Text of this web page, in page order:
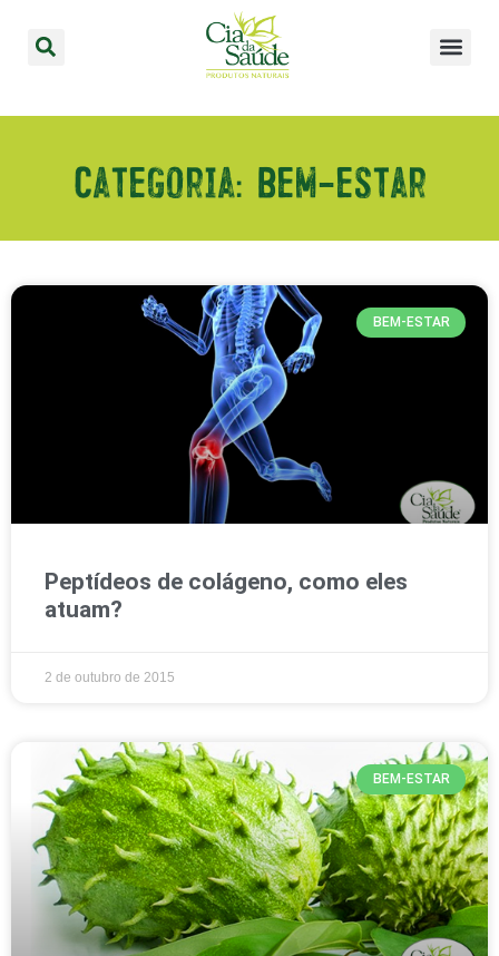
Categoria: Bem-estar
BEM-ESTAR
Peptídeos de colágeno, como eles
atuam?
2 de outubro de 2015
BEM-ESTAR